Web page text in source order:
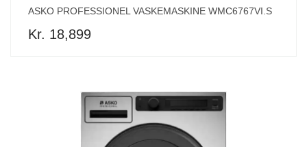
ASKO PROFESSIONEL VASKEMASKINE WMC6767VI.S
Kr. 18,899